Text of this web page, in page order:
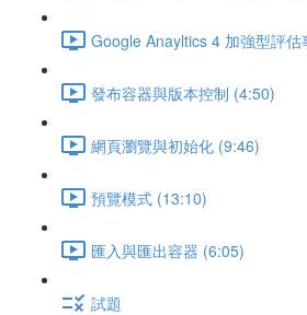
Google Anayltics 4 加強型評估
發布容器與版本控制 (4:50)
網頁瀏覽與初始化 (9:46)
預覽模式 (13:10)
匯入與匯出容器 (6:05)
試題